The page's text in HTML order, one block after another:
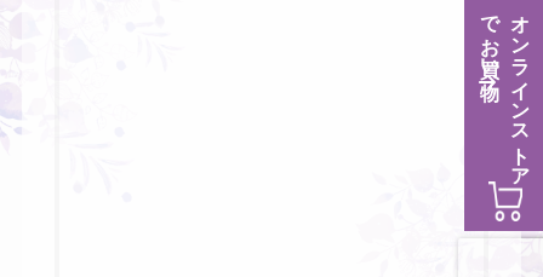
オンラインストア
でお買い物